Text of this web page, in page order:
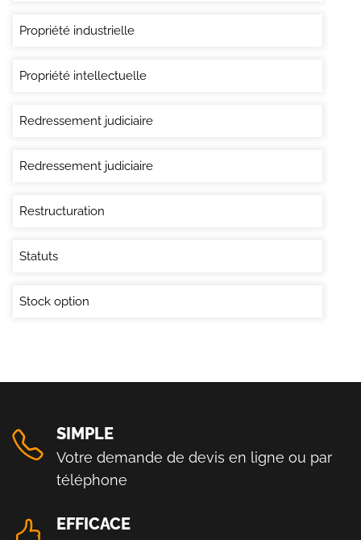
Propriété industrielle
Propriété intellectuelle
Redressement judiciaire
Redressement judiciaire
Restructuration
Statuts
Stock option
SIMPLE
Votre demande de devis en ligne ou par
téléphone
EFFICACE